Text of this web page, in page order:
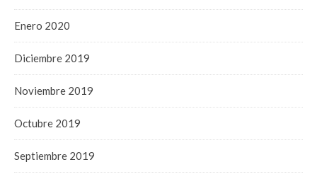
Enero 2020
Diciembre 2019
Noviembre 2019
Octubre 2019
Septiembre 2019